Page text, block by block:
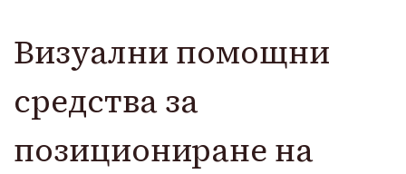
Визуални помощни
средства за
позициониране на